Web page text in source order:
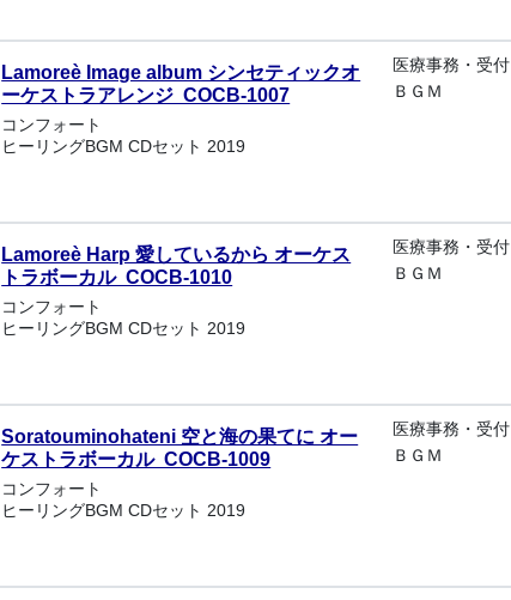
Lamoreè Image album シンセティックオ
ーケストラアレンジ COCB-1007
コンフォート
ヒーリングBGM CDセット 2019
医療事務・受付
ＢＧＭ
Lamoreè Harp 愛しているから オーケス
トラボーカル COCB-1010
コンフォート
ヒーリングBGM CDセット 2019
医療事務・受付
ＢＧＭ
Soratouminohateni 空と海の果てに オー
ケストラボーカル COCB-1009
コンフォート
ヒーリングBGM CDセット 2019
医療事務・受付
ＢＧＭ